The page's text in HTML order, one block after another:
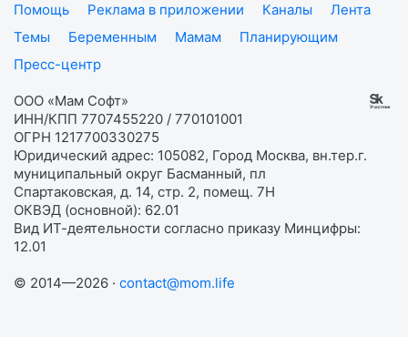
Помощь
Реклама в приложении Каналы
Лента
Темы
Беременным Мамам
Планирующим
Пресс-центр
ООО «Мам Софт»
ИНН/КПП 7707455220 / 770101001
ОГРН 1217700330275
Юридический адрес: 105082, Город Москва, вн.тер.г.
муниципальный округ Басманный, пл
Спартаковская, д. 14, стр. 2, помещ. 7Н
ОКВЭД (основной): 62.01
Вид ИТ-деятельности согласно приказу Минцифры:
12.01
© 2014—2026 · contact@mom.life